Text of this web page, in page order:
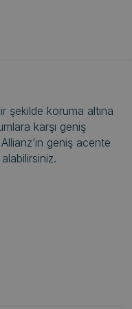
şekilde koruma altına
karşı geniş
geniş acente